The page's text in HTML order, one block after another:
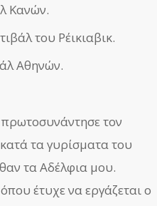
Κανών.
του Ρέικιαβικ.
Αθηνών.
τον
τα γυρίσματα του
τα Αδέλφια μου.
έτυχε να εργάζεται ο